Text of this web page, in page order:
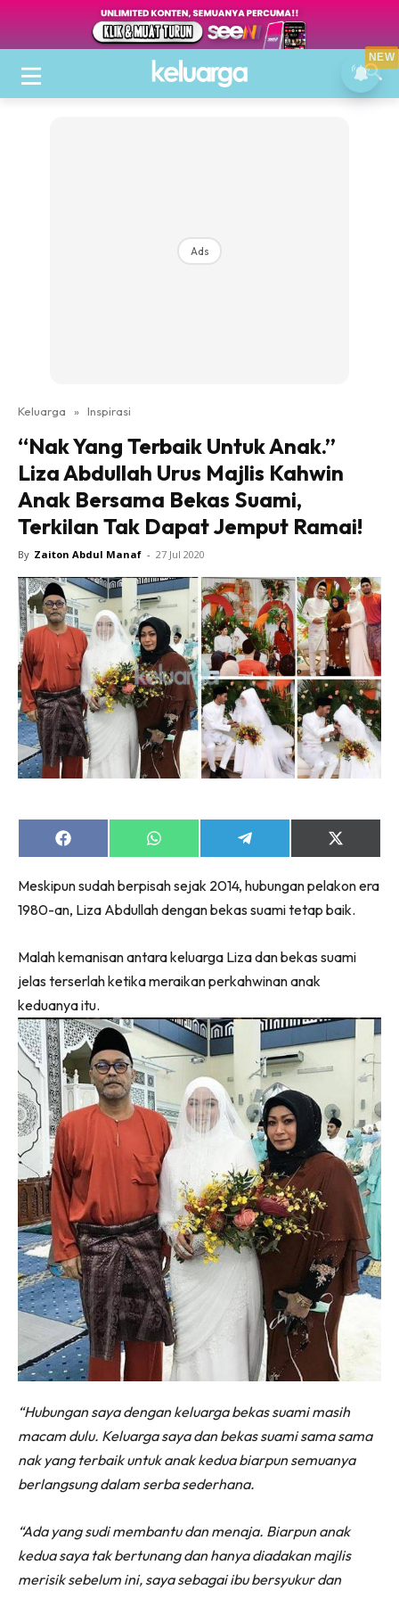
Ads
Keluarga » Inspirasi
“Nak Yang Terbaik Untuk Anak.”
Liza Abdullah Urus Majlis Kahwin
Anak Bersama Bekas Suami,
Terkilan Tak Dapat Jemput Ramai!
By Zaiton Abdul Manaf - 27 Jul 2020
Share
on
Share
on
Share
on
Share
on
(Twitter)
Meskipun sudah berpisah sejak 2014, hubungan pelakon era
1980-an, Liza Abdullah dengan bekas suami tetap baik.
Malah kemanisan antara keluarga Liza dan bekas suami
jelas terserlah ketika meraikan perkahwinan anak
keduanya itu.
“Hubungan saya dengan keluarga bekas suami masih
macam dulu. Keluarga saya dan bekas suami sama sama
nak yang terbaik untuk anak kedua biarpun semuanya
berlangsung dalam serba sederhana.
“Ada yang sudi membantu dan menaja. Biarpun anak
kedua saya tak bertunang dan hanya diadakan majlis
merisik sebelum ini, saya sebagai ibu bersyukur dan
NEW